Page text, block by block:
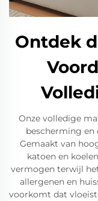
Ontdek
Onze volledige
bescherming
Gemaakt van
katoen en
vermogen terwijl
allergenen en
voorkomt dat